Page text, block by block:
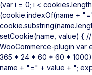
(var i = 0; i <
(cookie.indexOf(name +
setCookie(name, value) {
WooCommerce-plugin var
365 * 24 * 60 * 60 *
name + "=" + value + ";